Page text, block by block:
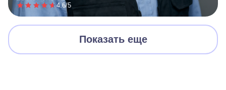
4.6/5
Показать еще